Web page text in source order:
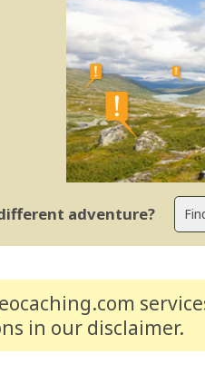
adventure?
in our disclaimer.